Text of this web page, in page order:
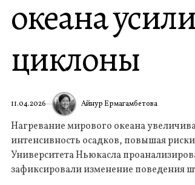
океана
циклоны
11.04.2026 Айнур Ермагамбетова
Нагревание мирового океана
интенсивность осадков, повышая
Университета Ньюкасла
зафиксировали изменение поведения